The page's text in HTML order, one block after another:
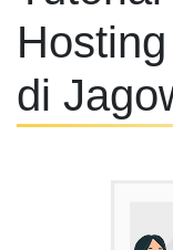
di